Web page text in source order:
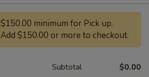
$150.00 minimum for Pick up.
Add $150.00 or more to checkout.
Subtotal $0.00